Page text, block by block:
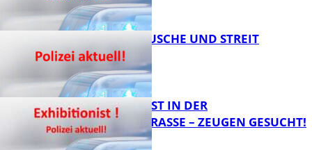
KNALLGERÄUSCHE UND STREIT
EXHIBITIONIST IN DER
VELMANNSTRASSE – ZEUGEN GESUCHT!